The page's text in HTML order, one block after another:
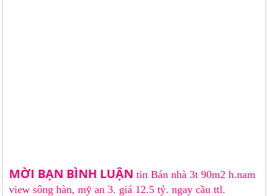
MỜI BẠN BÌNH LUẬN tin Bán nhà 3t 90m2 h.nam
view sông hàn, mỹ an 3. giá 12.5 tỷ. ngay cầu ttl.